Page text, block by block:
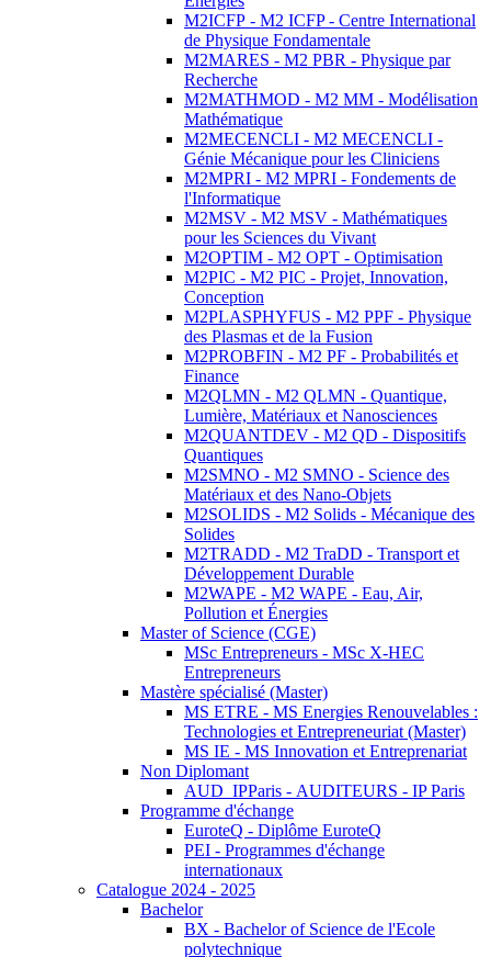
M2ICFP - M2 ICFP - Centre International
de Physique Fondamentale
M2MARES - M2 PBR - Physique par
Recherche
M2MATHMOD - M2 MM - Modélisation
Mathématique
M2MECENCLI - M2 MECENCLI -
Génie Mécanique pour les Cliniciens
M2MPRI - M2 MPRI - Fondements de
l'Informatique
M2MSV - M2 MSV - Mathématiques
pour les Sciences du Vivant
M2OPTIM - M2 OPT - Optimisation
M2PIC - M2 PIC - Projet, Innovation,
Conception
M2PLASPHYFUS - M2 PPF - Physique
des Plasmas et de la Fusion
M2PROBFIN - M2 PF - Probabilités et
Finance
M2QLMN - M2 QLMN - Quantique,
Lumière, Matériaux et Nanosciences
M2QUANTDEV - M2 QD - Dispositifs
Quantiques
M2SMNO - M2 SMNO - Science des
Matériaux et des Nano-Objets
M2SOLIDS - M2 Solids - Mécanique des
Solides
M2TRADD - M2 TraDD - Transport et
Développement Durable
M2WAPE - M2 WAPE - Eau, Air,
Pollution et Énergies
Master of Science (CGE)
MSc Entrepreneurs - MSc X-HEC
Entrepreneurs
Mastère spécialisé (Master)
MS ETRE - MS Energies Renouvelables :
Technologies et Entrepreneuriat (Master)
MS IE - MS Innovation et Entreprenariat
Non Diplomant
AUD_IPParis - AUDITEURS - IP Paris
Programme d'échange
EuroteQ - Diplôme EuroteQ
PEI - Programmes d'échange
internationaux
Catalogue 2024 - 2025
Bachelor
BX - Bachelor of Science de l'Ecole
polytechnique